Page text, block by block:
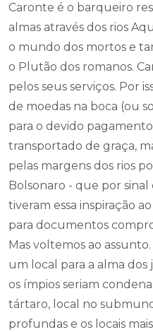
Caronte é o barqueiro
almas através dos rios
o mundo dos mortos e
o Plutão dos romanos.
pelos seus serviços. Por
de moedas na boca (ou
para o devido
transportado de graça,
pelas margens dos rios
Bolsonaro - que por
tiveram essa inspiração
para documentos
Mas voltemos ao
um local para a alma dos
os ímpios seriam
tártaro, local no
profundas e os locais